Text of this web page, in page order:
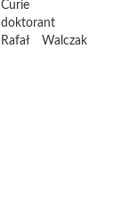
Curie
doktorant
Rafał
Walczak